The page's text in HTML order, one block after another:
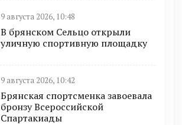
9 августа 2026, 10:48
В брянском Сельцо открыли
уличную спортивную площадку
9 августа 2026, 10:42
Брянская спортсменка завоевала
бронзу Всероссийской
Спартакиады